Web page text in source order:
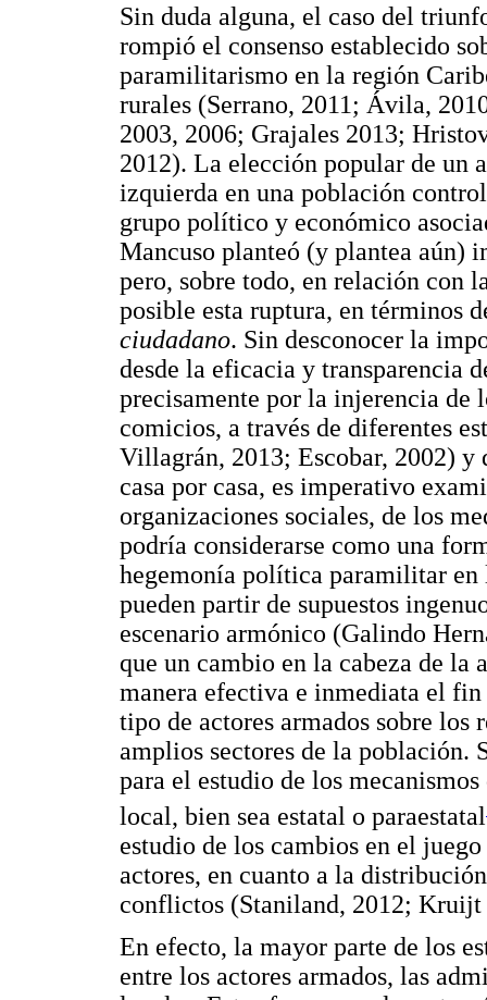
Sin duda alguna, el caso del
rompió el consenso establecido
paramilitarismo en la región
rurales (Serrano, 2011; Ávila,
2003, 2006; Grajales 2013;
2012). La elección popular de un
izquierda en una población
grupo político y económico
Mancuso planteó (y plantea aún)
pero, sobre todo, en relación con
posible esta ruptura, en términos
ciudadano. Sin desconocer la
desde la eficacia y transparencia
precisamente por la injerencia de
comicios, a través de diferentes
Villagrán, 2013; Escobar, 2002) y
casa por casa, es imperativo
organizaciones sociales, de los
podría considerarse como una
hegemonía política paramilitar en
pueden partir de supuestos
escenario armónico (Galindo
que un cambio en la cabeza de
manera efectiva e inmediata el
tipo de actores armados sobre
amplios sectores de la población.
para el estudio de los
local, bien sea estatal o paraestatal
estudio de los cambios en el
actores, en cuanto a la
conflictos (Staniland, 2012;
En efecto, la mayor parte de los
entre los actores armados, las